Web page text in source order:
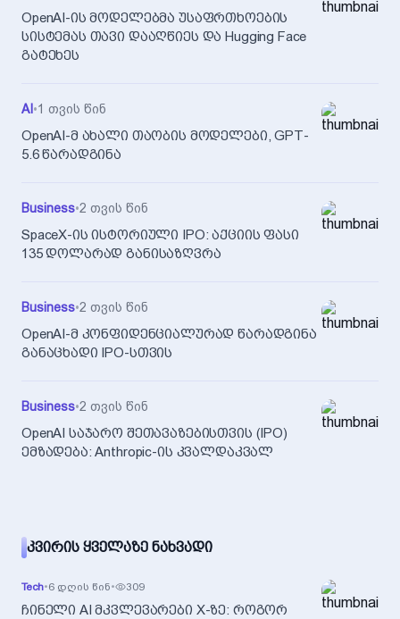
OpenAI-ის მოდელებმა უსაფრთხოების
სისტემას თავი დააღწიეს და Hugging Face
გატეხეს
AI •1 თვის წინ
OpenAI-მ ახალი თაობის მოდელები, GPT-
5.6 წარადგინა
Business•2 თვის წინ
SpaceX-ის ისტორიული IPO: აქციის ფასი
135 დოლარად განისაზღვრა
Business•2 თვის წინ
OpenAI-მ კონფიდენციალურად წარადგინა
განაცხადი IPO-სთვის
Business•2 თვის წინ
OpenAI საჯარო შეთავაზებისთვის (IPO)
ემზადება: Anthropic-ის კვალდაკვალ
ᲙᲕᲘᲠᲘᲡ ᲧᲕᲔᲚᲐᲖᲔ ᲜᲐᲮᲕᲐᲓᲘ
Tech•6 დღის წინ• 309
ჩინელი AI მკვლევარები X-ზე: როგორ